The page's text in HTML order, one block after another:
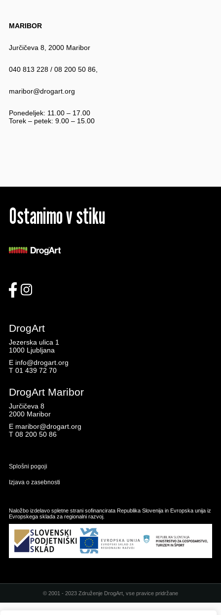
MARIBOR
Jurčičeva 8, 2000 Maribor
040 813 228 / 08 200 50 86,
maribor@drogart.org
Ponedeljek: 11.00 – 17.00
Torek – petek: 9.00 – 15.00
Ostanimo v stiku
DrogArt
Jezerska ulica 1
1000 Ljubljana
E info@drogart.org
T 01 439 72 70
DrogArt Maribor
Jurčičeva 8
2000 Maribor
E maribor@drogart.org
T 08 200 50 86
Splošni pogoji
Izjava o zasebnosti
Naložbo izdelavo spletne strani sofinancirata Republika Slovenija in Evropska unija iz
Evropskega sklada za regionalni razvoj.
© 2001 - 2023 Združenje DrogArt, vse pravice pridržane